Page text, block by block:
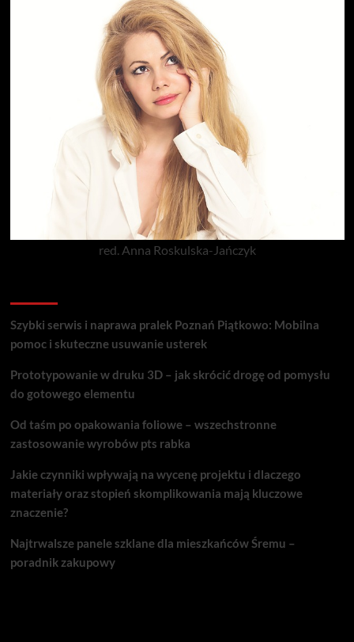
red. Anna Roskulska-Jańczyk
Szybki serwis i naprawa pralek Poznań Piątkowo: Mobilna
pomoc i skuteczne usuwanie usterek
Prototypowanie w druku 3D – jak skrócić drogę od pomysłu
do gotowego elementu
Od taśm po opakowania foliowe – wszechstronne
zastosowanie wyrobów pts rabka
Jakie czynniki wpływają na wycenę projektu i dlaczego
materiały oraz stopień skomplikowania mają kluczowe
znaczenie?
Najtrwalsze panele szklane dla mieszkańców Śremu –
poradnik zakupowy